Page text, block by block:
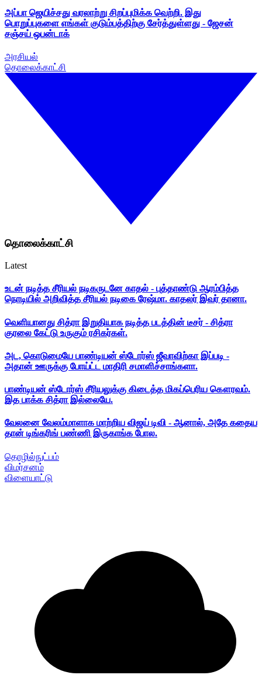
அப்பா ஜெயிச்சது வரலாற்று சிறப்புமிக்க வெற்றி. இது
பொறுப்புகளை எங்கள் குடும்பத்திற்கு சேர்த்துள்ளது - ஜேசன்
சஞ்சய் ஒபன்டாக்
அரசியல்
தொலைக்காட்சி
தொலைக்காட்சி
Latest
உடன் நடித்த சீரியல் நடிகருடனே காதல் - புத்தாண்டு ஆரம்பித்த
நொடியில் அறிவித்த சீரியல் நடிகை ரேஷ்மா. காதலர் இவர் தானா.
வெளியானது சித்ரா இறுதியாக நடித்த படத்தின் டீசர் - சித்ரா
குரலை கேட்டு உருகும் ரசிகர்கள்.
அட, கொடுமையே பாண்டியன் ஸ்டோர்ஸ் ஜீவாவிற்கா இப்படி -
அதான் ஊருக்கு போய்ட்ட மாதிரி சமாளிச்சாங்களா.
பாண்டியன் ஸ்டோர்ஸ் சீரியலுக்கு கிடைத்த மிகப்பெரிய கௌரவம்.
இத பாக்க சித்ரா இல்லையே.
வேலனை வேலம்மாளாக மாற்றிய விஜய் டிவி - ஆனால், அதே கதைய
தான் டிங்கரிங் பண்ணி இருகாங்க போல.
தொழில்நுட்பம்
விமர்சனம்
விளையாட்டு